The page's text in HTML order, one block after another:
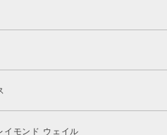
イモンド ウェイル